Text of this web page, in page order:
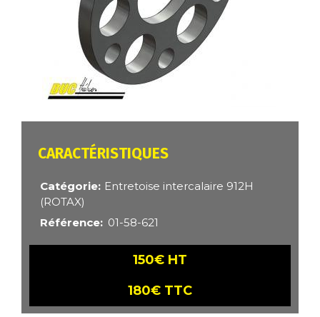
CARACTÉRISTIQUES
Catégorie Entretoise intercalaire 912H
(ROTAX)
Référence
01-58-621
150€ HT
180€ TTC